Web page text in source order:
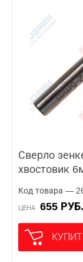
Сверло
хвостовик
Код товара —
ЦЕНА 655 РУБ.